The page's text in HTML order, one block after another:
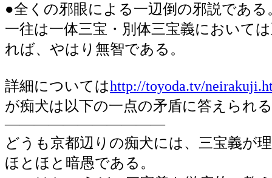
●全くの邪眼による一辺倒の邪説である
一往は一体三宝・別体三宝義において
れば、やはり無智である。
詳細についてはhttp://toyoda.tv/
が痴犬は以下の一点の矛盾に答えられ
―――――――――――
どうも京都辺りの痴犬には、三宝義が
ほとほと暗愚である。